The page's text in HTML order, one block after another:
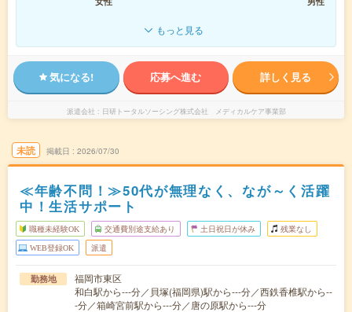
もっと見る
気になる! 応募へ進む 詳しく見る
派遣会社 日研トータルソーシング株式会社 メディカルケア事業部
未読 掲載日 2026/07/30
≪年齢不問！≫50代が無理なく、なが～く活躍
中！生活サポート
職種未経験OK 交通費別途支給あり 土日祝日が休み 残業なし
WEB登録OK 派遣
勤務地
福岡市東区
和白駅から---分／貝塚(福岡県)駅から---分／西鉄香椎駅から--
-分／箱崎宮前駅から---分／唐の原駅から---分